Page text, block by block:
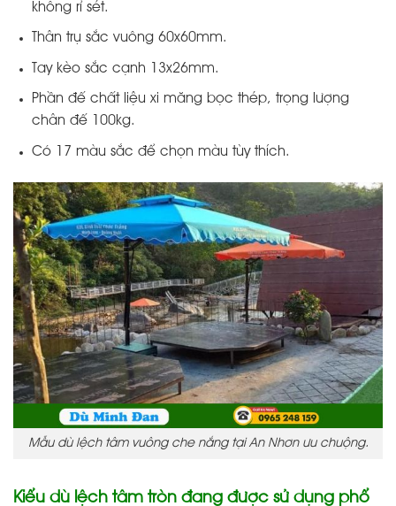
không rỉ sét.
Thân trụ sắc vuông 60x60mm.
Tay kèo sắc cạnh 13x26mm.
Phần đế chất liệu xi măng bọc thép, trọng lượng
chân đế 100kg.
Có 17 màu sắc để chọn màu tùy thích.
Mẫu dù lệch tâm vuông che nắng tại An Nhơn ưu chuộng.
Kiểu dù lệch tâm tròn đang được sử dụng phổ